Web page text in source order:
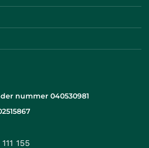
nummer 040530981
155